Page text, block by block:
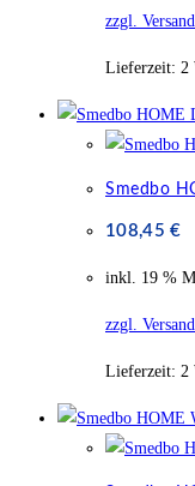
zzgl.
Lieferzeit: 2
Smedbo
108,45€
inkl. 19 %
zzgl.
Lieferzeit: 2